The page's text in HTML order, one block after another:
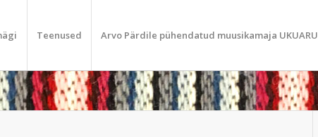
Teenused Arvo Pärdile pühendatud muusikamaja UKUARU